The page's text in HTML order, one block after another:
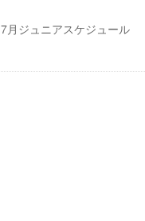
7月ジュニアスケジュール